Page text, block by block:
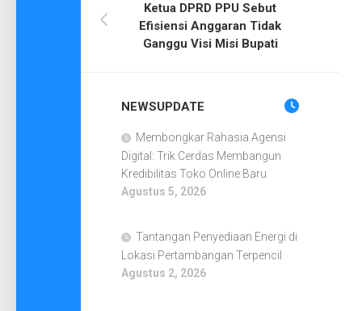
Ketua DPRD PPU Sebut
Efisiensi Anggaran Tidak
Ganggu Visi Misi Bupati
NEWSUPDATE
Membongkar Rahasia Agensi
Digital: Trik Cerdas Membangun
Kredibilitas Toko Online Baru
Agustus 5, 2026
Tantangan Penyediaan Energi di
Lokasi Pertambangan Terpencil
Agustus 2, 2026